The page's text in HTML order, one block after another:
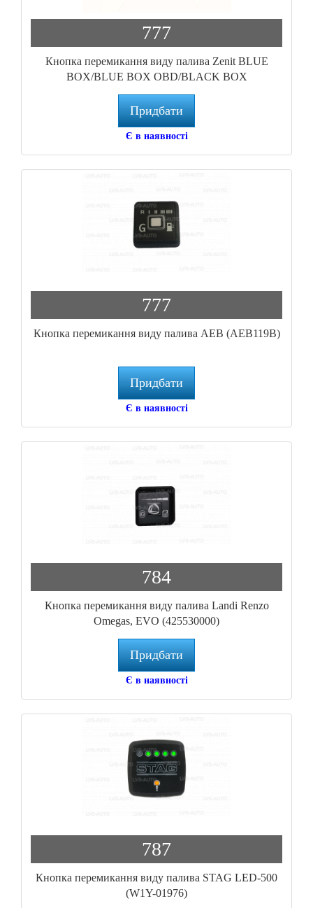
777
Кнопка перемикання виду палива Zenit BLUE
BOX/BLUE BOX OBD/BLACK BOX
Придбати
Є в наявності
777
Кнопка перемикання виду палива AEB (AEB119B)
Придбати
Є в наявності
784
Кнопка перемикання виду палива Landi Renzo
Omegas, EVO (425530000)
Придбати
Є в наявності
787
Кнопка перемикання виду палива STAG LED-500
(W1Y-01976)